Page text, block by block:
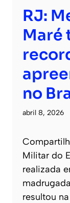
RJ:
Maré
no
abril 8, 2026
Militar do
realizada
resultou